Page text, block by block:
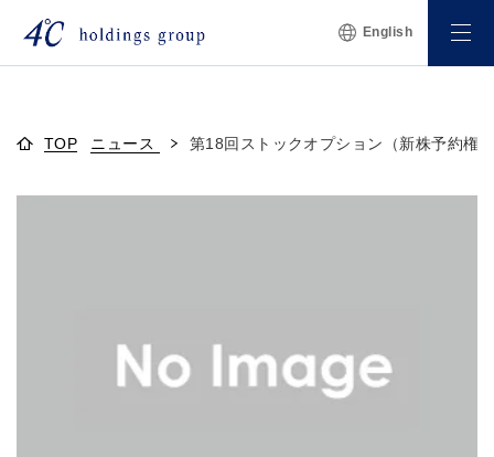
English
TOP ニュース 第18回ストックオプション（新株予約権